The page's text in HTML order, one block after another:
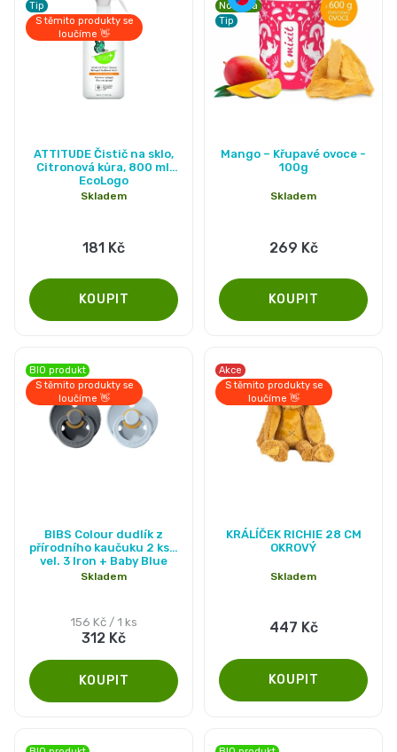
Tip
S těmito produkty se
loučíme 👋
ATTITUDE Čistič na sklo,
Citronová kůra, 800 ml,
EcoLogo
Skladem
181 Kč
Novinka
Tip
Mango – Křupavé ovoce -
100g
Skladem
269 Kč
BIO produkt
S těmito produkty se
loučíme 👋
BIBS Colour dudlík z
přírodního kaučuku 2 ks -
vel. 3 Iron + Baby Blue
hodnocení
produktu
5,0
z
5
hvězdiček.
Skladem
312 Kč
Měrná
cena:
156 Kč / 1 ks
Akce
S těmito produkty se
loučíme 👋
KRÁLÍČEK RICHIE 28 CM
OKROVÝ
Skladem
447 Kč